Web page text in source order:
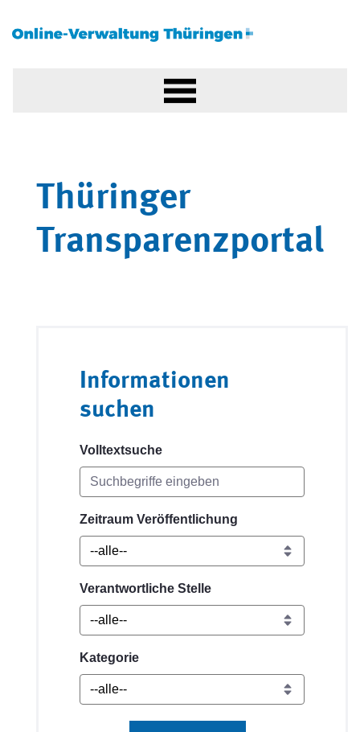
Thüringer
Transparenzportal
Informationen
suchen
Volltextsuche
Zeitraum Veröffentlichung
Verantwortliche Stelle
Kategorie